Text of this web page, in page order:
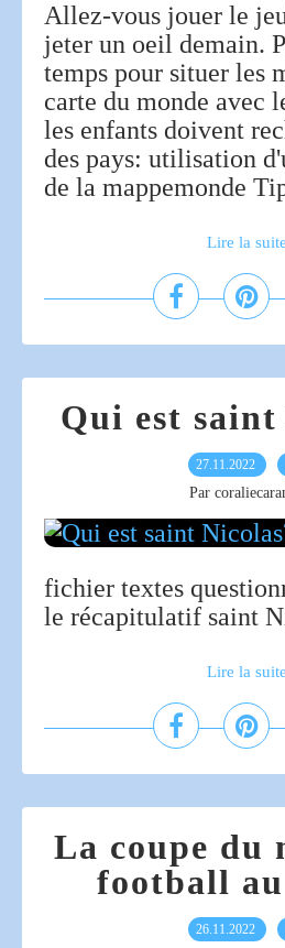
Allez-vous jouer le
jeter un oeil demain.
temps pour situer les
carte du monde avec
les enfants doivent
des pays: utilisation
de la mappemonde
Lire la suite
Qui est saint
27.11.2022
Par
fichier textes
le récapitulatif saint
Lire la suite
La coupe du
football
26.11.2022